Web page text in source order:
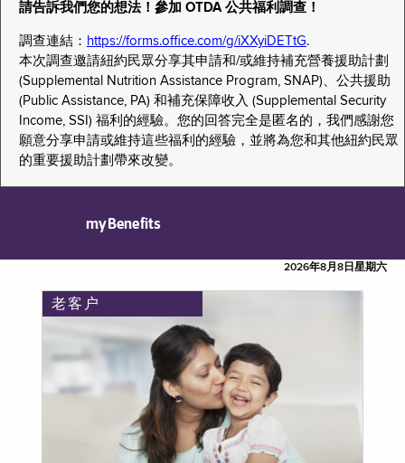
請告訴我們您的想法！參加 OTDA 公共福利調查！
調查連結： https://forms.office.com/g/iXXyiDETtG.
本次調查邀請紐約民眾分享其申請和/或維持補充營養援助計劃
(Supplemental Nutrition Assistance Program, SNAP)、公共援助
(Public Assistance, PA) 和補充保障收入 (Supplemental Security
Income, SSI) 福利的經驗。您的回答完全是匿名的，我們感謝您
願意分享申請或維持這些福利的經驗，並將為您和其他紐約民眾
的重要援助計劃帶來改變。
myBenefits
2026年8月8日星期六
老客户